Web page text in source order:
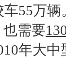
55万
需要
年大